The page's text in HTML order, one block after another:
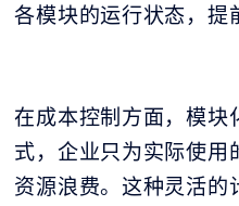
各模块的运行状态，提
在成本控制方面，模块
式，企业只为实际使用
资源浪费。这种灵活的